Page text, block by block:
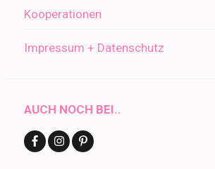
Kooperationen
Impressum + Datenschutz
AUCH NOCH BEI..